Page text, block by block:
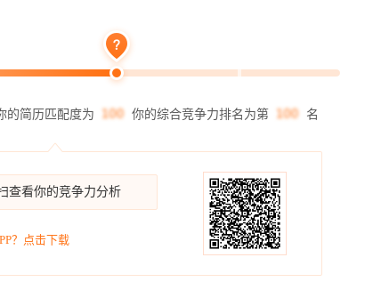
的简历匹配度为 你的综合竞争力排名为第 名
查看你的竞争力分析
？点击下载